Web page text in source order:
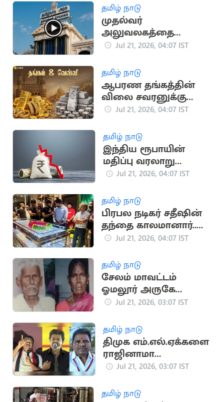
தமிழ் நாடு
முதல்வர்
அலுவலகத்தை
மாற்றும் CM விஜய்..?
Jul 21, 2026, 04:07 IST
தமிழ் நாடு
ஆபரண தங்கத்தின்
விலை சவரனுக்கு
ரூ.560 உயர்ந்து
Jul 21, 2026, 04:07 IST
தமிழ் நாடு
இந்திய ரூபாயின்
மதிப்பு வரலாறு
காணாத வீழ்ச்சி
Jul 21, 2026, 04:07 IST
தமிழ் நாடு
பிரபல நடிகர் சதீஷின்
தந்தை காலமானார்..
உருக்கமான அஞ்சலி
Jul 21, 2026, 04:07 IST
தமிழ் நாடு
சேலம் மாவட்டம்
ஓமலூர் அருகே
வயதான தம்பதி
Jul 21, 2026, 03:07 IST
தமிழ் நாடு
திமுக எம்.எல்.ஏக்களை
ராஜினாமா
செய்யச்சொல்லி
Jul 21, 2026, 03:07 IST
தமிழ் நாடு